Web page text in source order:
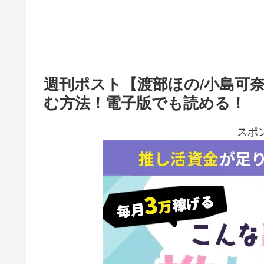
週刊ポスト【渡部ほの/小島可
む方法！電子版でも読める！
スポ